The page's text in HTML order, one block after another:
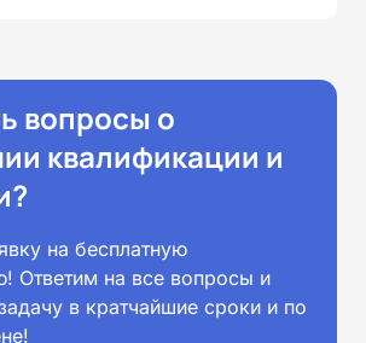
вопросы о
квалификации и
на бесплатную
Ответим на все вопросы и
в кратчайшие сроки и по